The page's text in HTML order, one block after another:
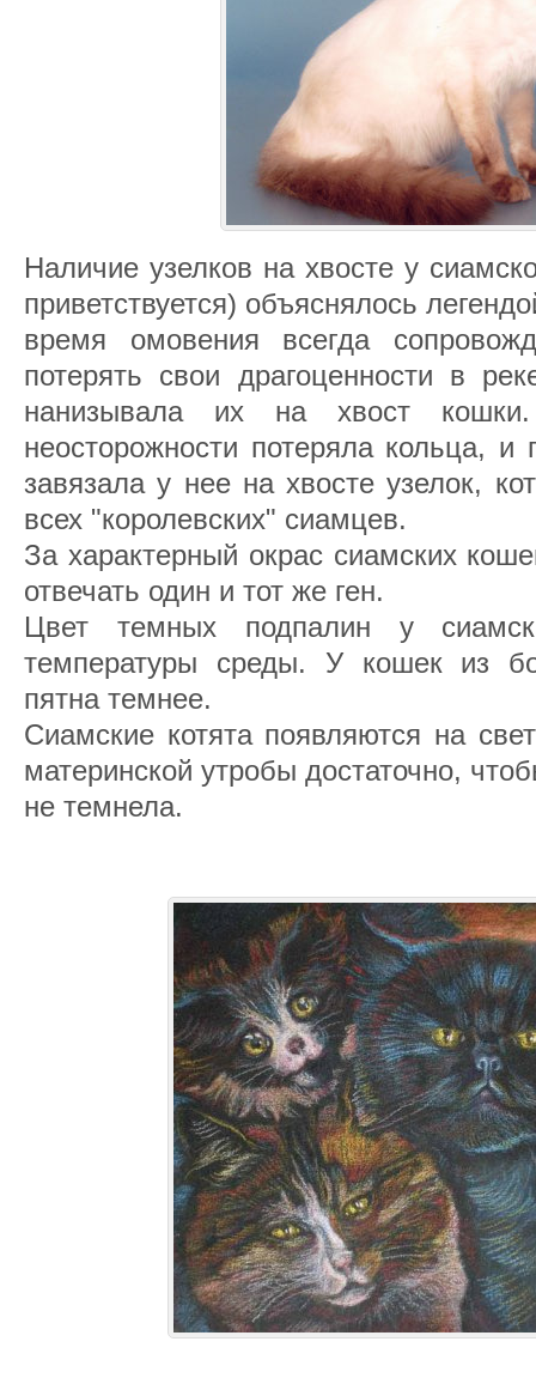
Наличие узелков на хвосте у
приветствуется) объяснялось
время омовения всегда
потерять свои драгоценности в
нанизывала их на хвост
неосторожности потеряла кольца, и
завязала у нее на хвосте узелок,
всех "королевских" сиамцев.
За характерный окрас сиамских
отвечать один и тот же ген.
Цвет темных подпалин у
температуры среды. У кошек из
пятна темнее.
Сиамские котята появляются на
материнской утробы достаточно,
не темнела.